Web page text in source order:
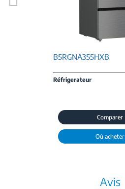
B5RGNA355HXB
Réfrigerateur
Comparer
Où acheter
Avis